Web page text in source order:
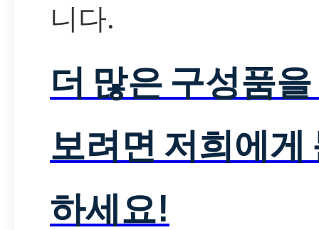
니다.
더 많은 구성품
보려면 저희에게
하세요!